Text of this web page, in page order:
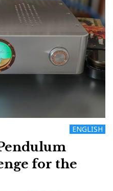
ENGLISH
for the